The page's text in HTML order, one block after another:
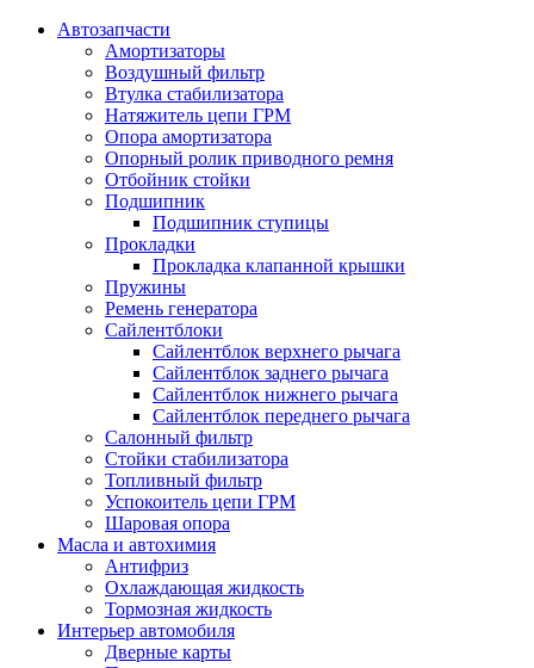
Автозапчасти
Амортизаторы
Воздушный фильтр
Втулка стабилизатора
Натяжитель цепи ГРМ
Опора амортизатора
Опорный ролик приводного ремня
Отбойник стойки
Подшипник
Подшипник ступицы
Прокладки
Прокладка клапанной крышки
Пружины
Ремень генератора
Сайлентблоки
Сайлентблок верхнего рычага
Сайлентблок заднего рычага
Сайлентблок нижнего рычага
Сайлентблок переднего рычага
Салонный фильтр
Стойки стабилизатора
Топливный фильтр
Успокоитель цепи ГРМ
Шаровая опора
Масла и автохимия
Антифриз
Охлаждающая жидкость
Тормозная жидкость
Интерьер автомобиля
Дверные карты